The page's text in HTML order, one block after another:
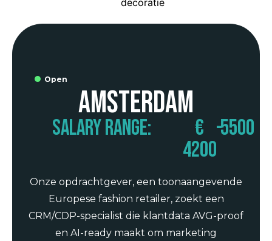
Open
Amsterdam
Salary range:
€
4200
-5500
Onze opdrachtgever, een toonaangevende
Europese fashion retailer, zoekt een
CRM/CDP-specialist die klantdata AVG-proof
en AI-ready maakt om marketing